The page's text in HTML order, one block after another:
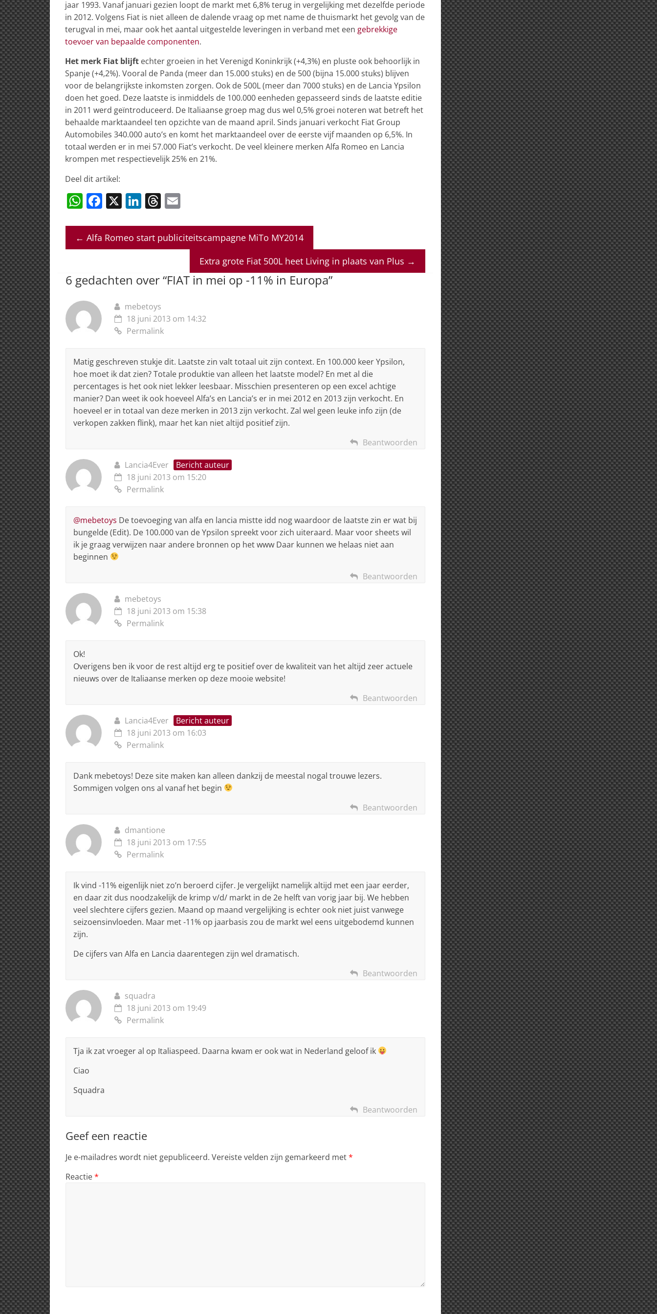
jaar 1993. Vanaf januari gezien loopt de markt met 6,8% terug in vergelijking met dezelfde periode
in 2012. Volgens Fiat is niet alleen de dalende vraag op met name de thuismarkt het gevolg van de
terugval in mei, maar ook het aantal uitgestelde leveringen in verband met een gebrekkige
toevoer van bepaalde componenten.
Het merk Fiat blijft echter groeien in het Verenigd Koninkrijk (+4,3%) en pluste ook behoorlijk in
Spanje (+4,2%). Vooral de Panda (meer dan 15.000 stuks) en de 500 (bijna 15.000 stuks) blijven
voor de belangrijkste inkomsten zorgen. Ook de 500L (meer dan 7000 stuks) en de Lancia Ypsilon
doen het goed. Deze laatste is inmiddels de 100.000 eenheden gepasseerd sinds de laatste editie
in 2011 werd geïntroduceerd. De Italiaanse groep mag dus wel 0,5% groei noteren wat betreft het
behaalde marktaandeel ten opzichte van de maand april. Sinds januari verkocht Fiat Group
Automobiles 340.000 auto’s en komt het marktaandeel over de eerste vijf maanden op 6,5%. In
totaal werden er in mei 57.000 Fiat’s verkocht. De veel kleinere merken Alfa Romeo en Lancia
krompen met respectievelijk 25% en 21%.
Deel dit artikel:
W
at
s
p
F
c
e
o
X Li
k
e
n
T
re
a
s
ai
l
← Alfa Romeo start publiciteitscampagne MiTo MY2014
Extra grote Fiat 500L heet Living in plaats van Plus →
6 gedachten over “FIAT in mei op -11% in Europa”
mebetoys
18 juni 2013 om 14:32
Permalink
Matig geschreven stukje dit. Laatste zin valt totaal uit zijn context. En 100.000 keer Ypsilon,
hoe moet ik dat zien? Totale produktie van alleen het laatste model? En met al die
percentages is het ook niet lekker leesbaar. Misschien presenteren op een excel achtige
manier? Dan weet ik ook hoeveel Alfa’s en Lancia’s er in mei 2012 en 2013 zijn verkocht. En
hoeveel er in totaal van deze merken in 2013 zijn verkocht. Zal wel geen leuke info zijn (de
verkopen zakken flink), maar het kan niet altijd positief zijn.
Beantwoorden
Lancia4Ever
Bericht auteur
18 juni 2013 om 15:20
Permalink
@mebetoys De toevoeging van alfa en lancia mistte idd nog waardoor de laatste zin er wat bij
bungelde (Edit). De 100.000 van de Ypsilon spreekt voor zich uiteraard. Maar voor sheets wil
ik je graag verwijzen naar andere bronnen op het www Daar kunnen we helaas niet aan
beginnen
Beantwoorden
mebetoys
18 juni 2013 om 15:38
Permalink
Ok!
Overigens ben ik voor de rest altijd erg te positief over de kwaliteit van het altijd zeer actuele
nieuws over de Italiaanse merken op deze mooie website!
Beantwoorden
Lancia4Ever
Bericht auteur
18 juni 2013 om 16:03
Permalink
Dank mebetoys! Deze site maken kan alleen dankzij de meestal nogal trouwe lezers.
Sommigen volgen ons al vanaf het begin
Beantwoorden
dmantione
18 juni 2013 om 17:55
Permalink
Ik vind -11% eigenlijk niet zo’n beroerd cijfer. Je vergelijkt namelijk altijd met een jaar eerder,
en daar zit dus noodzakelijk de krimp v/d/ markt in de 2e helft van vorig jaar bij. We hebben
veel slechtere cijfers gezien. Maand op maand vergelijking is echter ook niet juist vanwege
seizoensinvloeden. Maar met -11% op jaarbasis zou de markt wel eens uitgebodemd kunnen
zijn.
De cijfers van Alfa en Lancia daarentegen zijn wel dramatisch.
Beantwoorden
squadra
18 juni 2013 om 19:49
Permalink
Tja ik zat vroeger al op Italiaspeed. Daarna kwam er ook wat in Nederland geloof ik
Ciao
Squadra
Beantwoorden
Geef een reactie
Je e-mailadres wordt niet gepubliceerd. Vereiste velden zijn gemarkeerd met*
Reactie*